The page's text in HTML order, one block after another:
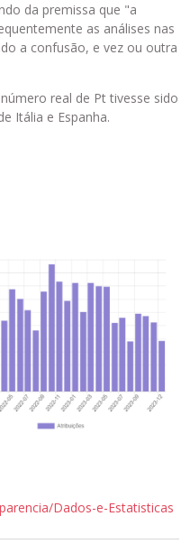
da premissa que "a
as análises nas
a confusão, e vez ou outra
real de Pt tivesse sido
Itália e Espanha.
Dados-e-Estatisticas